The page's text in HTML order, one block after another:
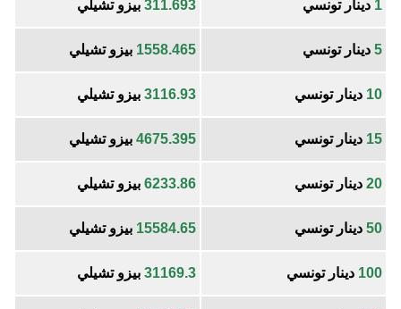
1 دينار تونسي 311.693 بيزو تشيلي
5 دينار تونسي 1558.465 بيزو تشيلي
10 دينار تونسي 3116.93 بيزو تشيلي
15 دينار تونسي 4675.395 بيزو تشيلي
20 دينار تونسي 6233.86 بيزو تشيلي
50 دينار تونسي 15584.65 بيزو تشيلي
100 دينار تونسي 31169.3 بيزو تشيلي